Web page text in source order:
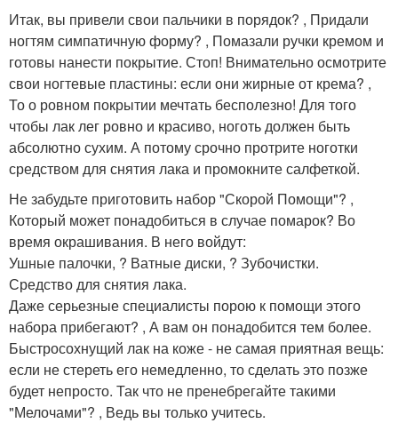
Итак, вы привели свои пальчики в порядок? , Придали
ногтям симпатичную форму? , Помазали ручки кремом и
готовы нанести покрытие. Стоп! Внимательно осмотрите
свои ногтевые пластины: если они жирные от крема? ,
То о ровном покрытии мечтать бесполезно! Для того
чтобы лак лег ровно и красиво, ноготь должен быть
абсолютно сухим. А потому срочно протрите ноготки
средством для снятия лака и промокните салфеткой.
Не забудьте приготовить набор "Скорой Помощи"? ,
Который может понадобиться в случае помарок? Во
время окрашивания. В него войдут:
Ушные палочки, ? Ватные диски, ? Зубочистки.
Средство для снятия лака.
Даже серьезные специалисты порою к помощи этого
набора прибегают? , А вам он понадобится тем более.
Быстросохнущий лак на коже - не самая приятная вещь:
если не стереть его немедленно, то сделать это позже
будет непросто. Так что не пренебрегайте такими
"Мелочами"? , Ведь вы только учитесь.